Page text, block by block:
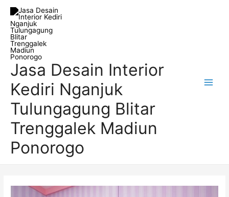
Skip
content
Jasa Desain Interior
Kediri Nganjuk
Tulungagung Blitar
Trenggalek Madiun
Ponorogo
Post
navigation